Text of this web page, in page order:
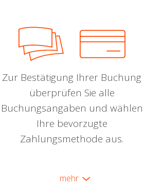
Zur Bestätigung Ihrer Buchung
überprüfen Sie alle
Buchungsangaben und wählen
Ihre bevorzugte
Zahlungsmethode aus.
mehr